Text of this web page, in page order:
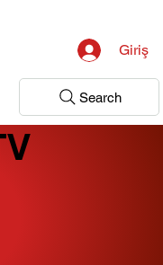
Giriş
Search